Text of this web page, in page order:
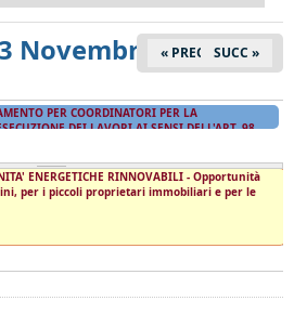
Novembre 2024
« PREC SUCC »
PER COORDINATORI PER LA
DEI LAVORI AI SENSI DELL'ART. 98
ENERGETICHE RINNOVABILI - Opportunità
per i piccoli proprietari immobiliari e per le